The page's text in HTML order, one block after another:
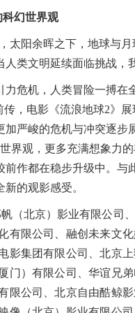
幻世界观
太阳余晖之下 ， 地球与月
人类文明延续面临挑战 ，
力危机，人类冒险一搏在
传，电影《流浪地球2》展
严峻的危机与冲突逐步
界观，更多充满想象力
作都在稳步升级中。与
的观影感受。
（北京）影业有限公司
有限公司、融创未来文
影集团有限公司、北京
门）有限公司、华谊兄
限公司、北京自由酷鲸